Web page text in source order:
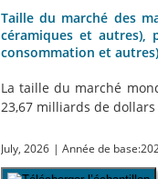
Taille du marché des
céramiques et autres),
consommation et
La taille du marché
23,67 milliards de dollars
July, 2026 | Année de